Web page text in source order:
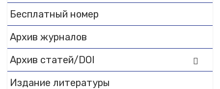
Бесплатный номер
Архив журналов
Архив статей/DOI
Издание литературы